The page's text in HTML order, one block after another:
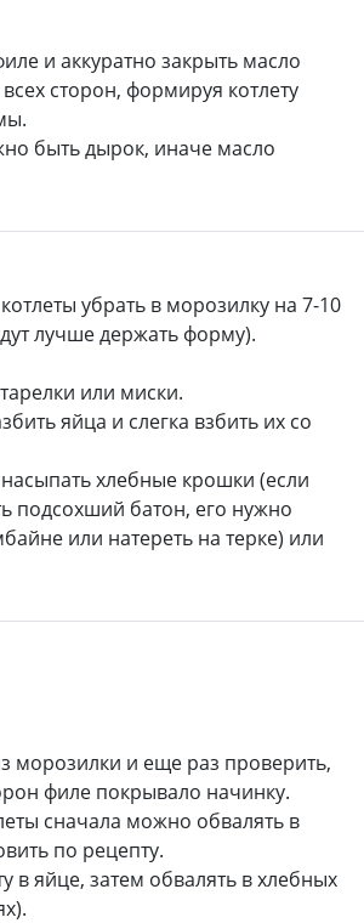
и аккуратно закрыть масло
сторон, формируя котлету
быть дырок, иначе масло
убрать в морозилку на 7-10
лучше держать форму).
или миски.
яйца и слегка взбить их со
хлебные крошки (если
подсохший батон, его нужно
или натереть на терке) или
морозилки и еще раз проверить,
филе покрывало начинку.
сначала можно обвалять в
по рецепту.
в яйце, затем обвалять в хлебных